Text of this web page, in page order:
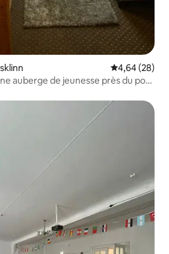
Évaluation
4,64 (28)
auberge de jeunesse près du port